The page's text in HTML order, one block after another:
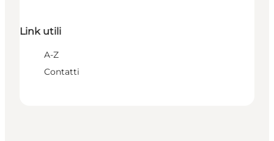
Link utili
A-Z
Contatti